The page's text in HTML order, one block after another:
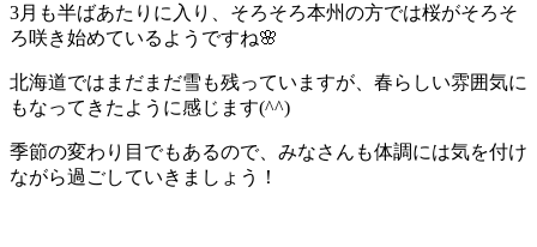
3月も半ばあたりに入り、そろそろ本州の方では桜がそろそ
ろ咲き始めているようですね🌸
北海道ではまだまだ雪も残っていますが、春らしい雰囲気に
もなってきたように感じます(^^)
季節の変わり目でもあるので、みなさんも体調には気を付け
ながら過ごしていきましょう！